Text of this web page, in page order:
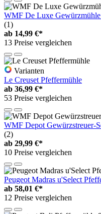
WMF De Luxe
(1)
ab 14,99 €*
13 Preise vergleichen
Varianten
Le Creuset Pfeffermühle
ab 36,99 €*
53 Preise vergleichen
WMF Depot Gewürzstreuer-
(2)
ab 29,99 €*
10 Preise vergleichen
Peugeot Madras u'Select
ab 58,01 €*
12 Preise vergleichen